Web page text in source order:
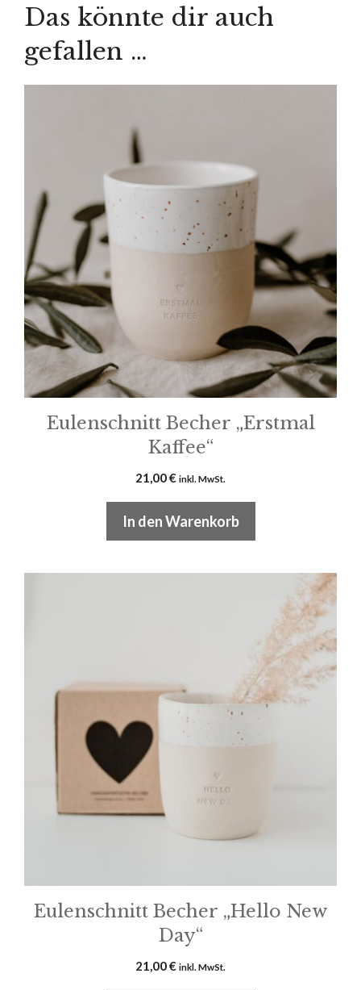
Das könnte dir auch
gefallen …
Eulenschnitt Becher „Erstmal
Kaffee“
21,00€ inkl. MwSt.
In den Warenkorb
Eulenschnitt Becher „Hello New
Day“
21,00€ inkl. MwSt.